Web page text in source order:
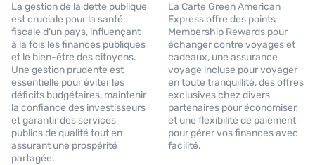
La gestion de la dette publique
est cruciale pour la santé
fiscale d'un pays, influençant
à la fois les finances publiques
et le bien-être des citoyens.
Une gestion prudente est
essentielle pour éviter les
déficits budgétaires, maintenir
la confiance des investisseurs
et garantir des services
publics de qualité tout en
assurant une prospérité
partagée.
La Carte Green American
Express offre des points
Membership Rewards pour
échanger contre voyages et
cadeaux, une assurance
voyage incluse pour voyager
en toute tranquillité, des offres
exclusives chez divers
partenaires pour économiser,
et une flexibilité de paiement
pour gérer vos finances avec
facilité.